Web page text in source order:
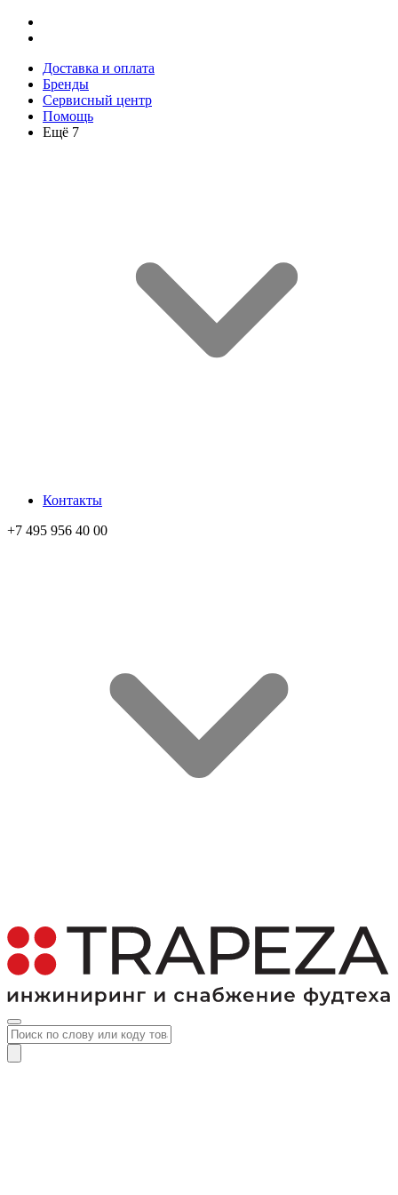
Доставка и оплата
Бренды
Сервисный центр
Помощь
Ещё 7
Контакты
+7 495 956 40 00